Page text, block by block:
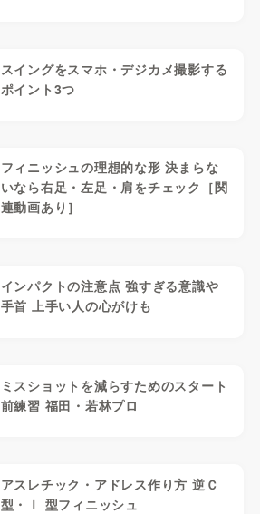
スイングをスマホ・デジカメ撮影する
ポイント3つ
フィニッシュの理想的な形 決まらな
いなら右足・左足・肩をチェック［関
連動画あり］
インパクトの注意点 強すぎる意識や
手首 上手い人の心がけも
ミスショットを減らすためのスタート
前練習 福田・若林プロ
アスレチック・アドレス作り方 逆Ｃ
型・Ｉ 型フィニッシュ